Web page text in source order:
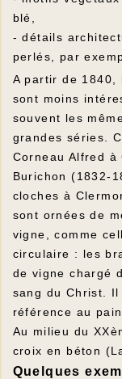
blé,
- détails
perlés, par
A partir de
sont moins
souvent les
grandes séries.
Corneau Alfred à
Burichon (1832-
cloches à
sont ornées de
vigne, comme
circulaire : les
de vigne chargé
sang du Christ. Il
référence au
Au milieu du
croix en béton
Quelques